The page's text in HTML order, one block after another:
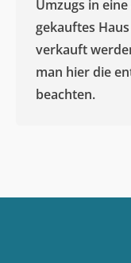
Umzugs in
gekauftes
verkauft
man hier die
beachten.